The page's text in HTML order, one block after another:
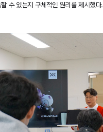
수 있는지 구체적인 원리를 제시했다.